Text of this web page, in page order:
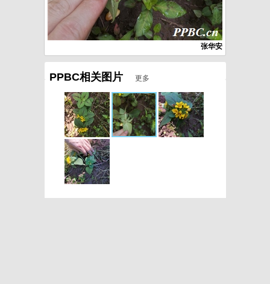
张华安
PPBC相关图片 更多